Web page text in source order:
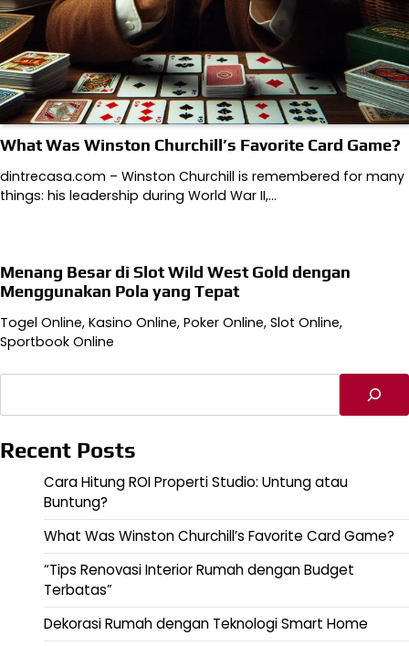
What Was Winston Churchill’s Favorite Card Game?
dintrecasa.com – Winston Churchill is remembered for many
things: his leadership during World War II,…
Menang Besar di Slot Wild West Gold dengan
Menggunakan Pola yang Tepat
Togel Online, Kasino Online, Poker Online, Slot Online,
Sportbook Online
Recent Posts
Cara Hitung ROI Properti Studio: Untung atau
Buntung?
What Was Winston Churchill’s Favorite Card Game?
“Tips Renovasi Interior Rumah dengan Budget
Terbatas”
Dekorasi Rumah dengan Teknologi Smart Home